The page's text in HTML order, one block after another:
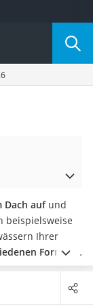
Dach aufund
beispielsweise
Ihrer
Formen
zeigen, dass
einem Fallrohr